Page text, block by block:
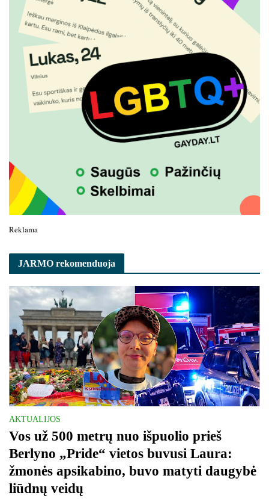
Reklama
JARMO rekomenduoja
AKTUALIJOS
Vos už 500 metrų nuo išpuolio prieš
Berlyno „Pride“ vietos buvusi Laura:
žmonės apsikabino, buvo matyti daugybė
liūdnų veidų